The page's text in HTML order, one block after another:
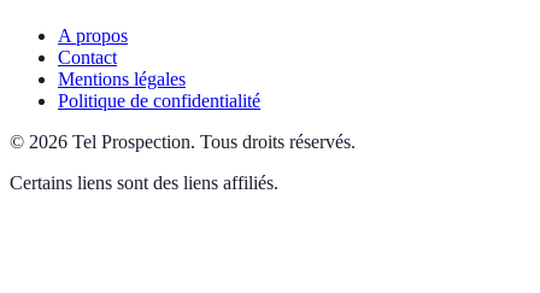
A propos
Contact
Mentions légales
Politique de confidentialité
© 2026 Tel Prospection. Tous droits réservés.
Certains liens sont des liens affiliés.